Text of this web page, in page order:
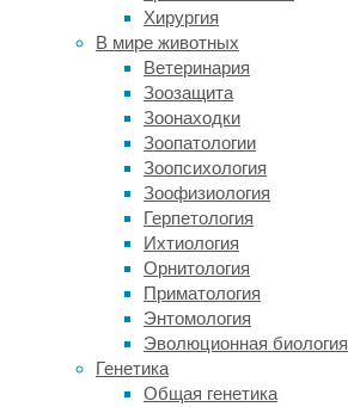
Хирургия
В мире животных
Ветеринария
Зоозащита
Зоонаходки
Зоопатологии
Зоопсихология
Зоофизиология
Герпетология
Ихтиология
Орнитология
Приматология
Энтомология
Эволюционная биология
Генетика
Общая генетика
сородичей
свойственна
многим
животным
—
таким
образом
могут
передаваться
навыки,
присущие
всем
представителям
вида,